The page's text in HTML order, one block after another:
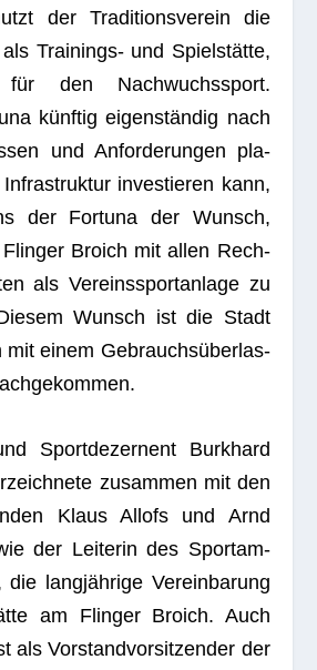
der Tra­di­ti­ons­ver­ein die
Trai­nings- und Spiel­stätte,
für den Nach­wuchs­sport.
künf­tig eigen­stän­dig nach
und Anfor­de­run­gen pla­
inves­tie­ren kann,
der For­tuna der Wunsch,
Flin­ger Broich mit allen Rech­
als Ver­eins­sport­an­lage zu
Wunsch ist die Stadt
mit einem Gebrauchs­über­las­
Sport­de­zer­nent Burk­hard
zusam­men mit den
Klaus All­ofs und Arnd
der Lei­te­rin des Sport­am­
lang­jäh­rige Ver­ein­ba­rung
am Flin­ger Broich. Auch
als Vor­stand­vor­sit­zen­der der